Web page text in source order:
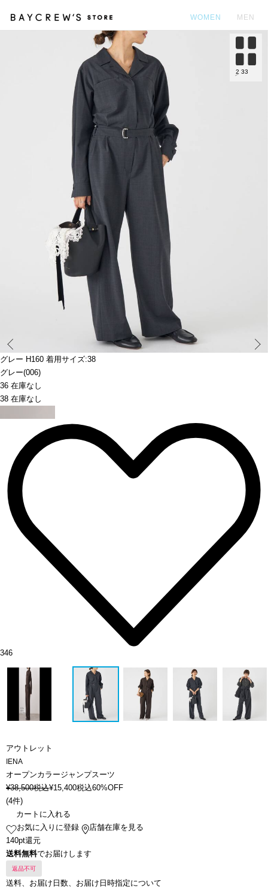
WOMEN MEN
グレー H160 着用サイズ:38
グレー(006)
36 在庫なし
38 在庫なし
2 33
346
アウトレット
IENA
オープンカラージャンプスーツ
¥38,500税込¥15,400税込60%OFF
(4件)
カートに入れる
お気に入りに登録
店舗在庫を見る
140pt還元
送料無料でお届けします
返品不可
送料、お届け日数、お届け日時指定について